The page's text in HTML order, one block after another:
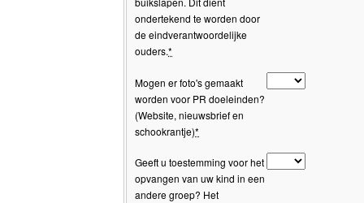
ondertekend te worden door
de eindverantwoordelijke
ouders.*
Mogen er foto's gemaakt
worden voor PR doeleinden?
(Website, nieuwsbrief en
schookrantje)*
Geeft u toestemming voor het
opvangen van uw kind in een
andere groep? Het